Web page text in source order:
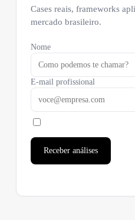
Cases reais, frameworks
mercado brasileiro.
Nome
E-mail profissional
Receber análises